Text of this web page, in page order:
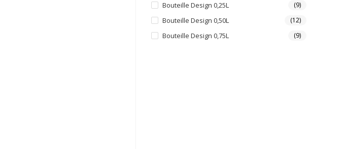
Bouteille Design 0,25L (9)
Bouteille Design 0,50L (12)
Bouteille Design 0,75L (9)